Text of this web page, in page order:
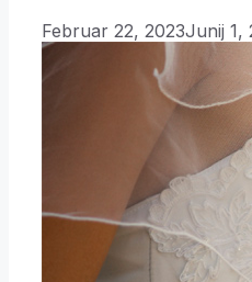
Februar 22, 2023Junij 1,